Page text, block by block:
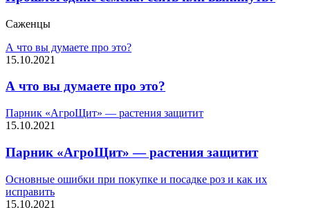
Саженцы
А что вы думаете про это?
15.10.2021
А что вы думаете про это?
Парник «АгроЩит» — растения защитит
15.10.2021
Парник «АгроЩит» — растения защитит
Основные ошибки при покупке и посадке роз и как их
исправить
15.10.2021